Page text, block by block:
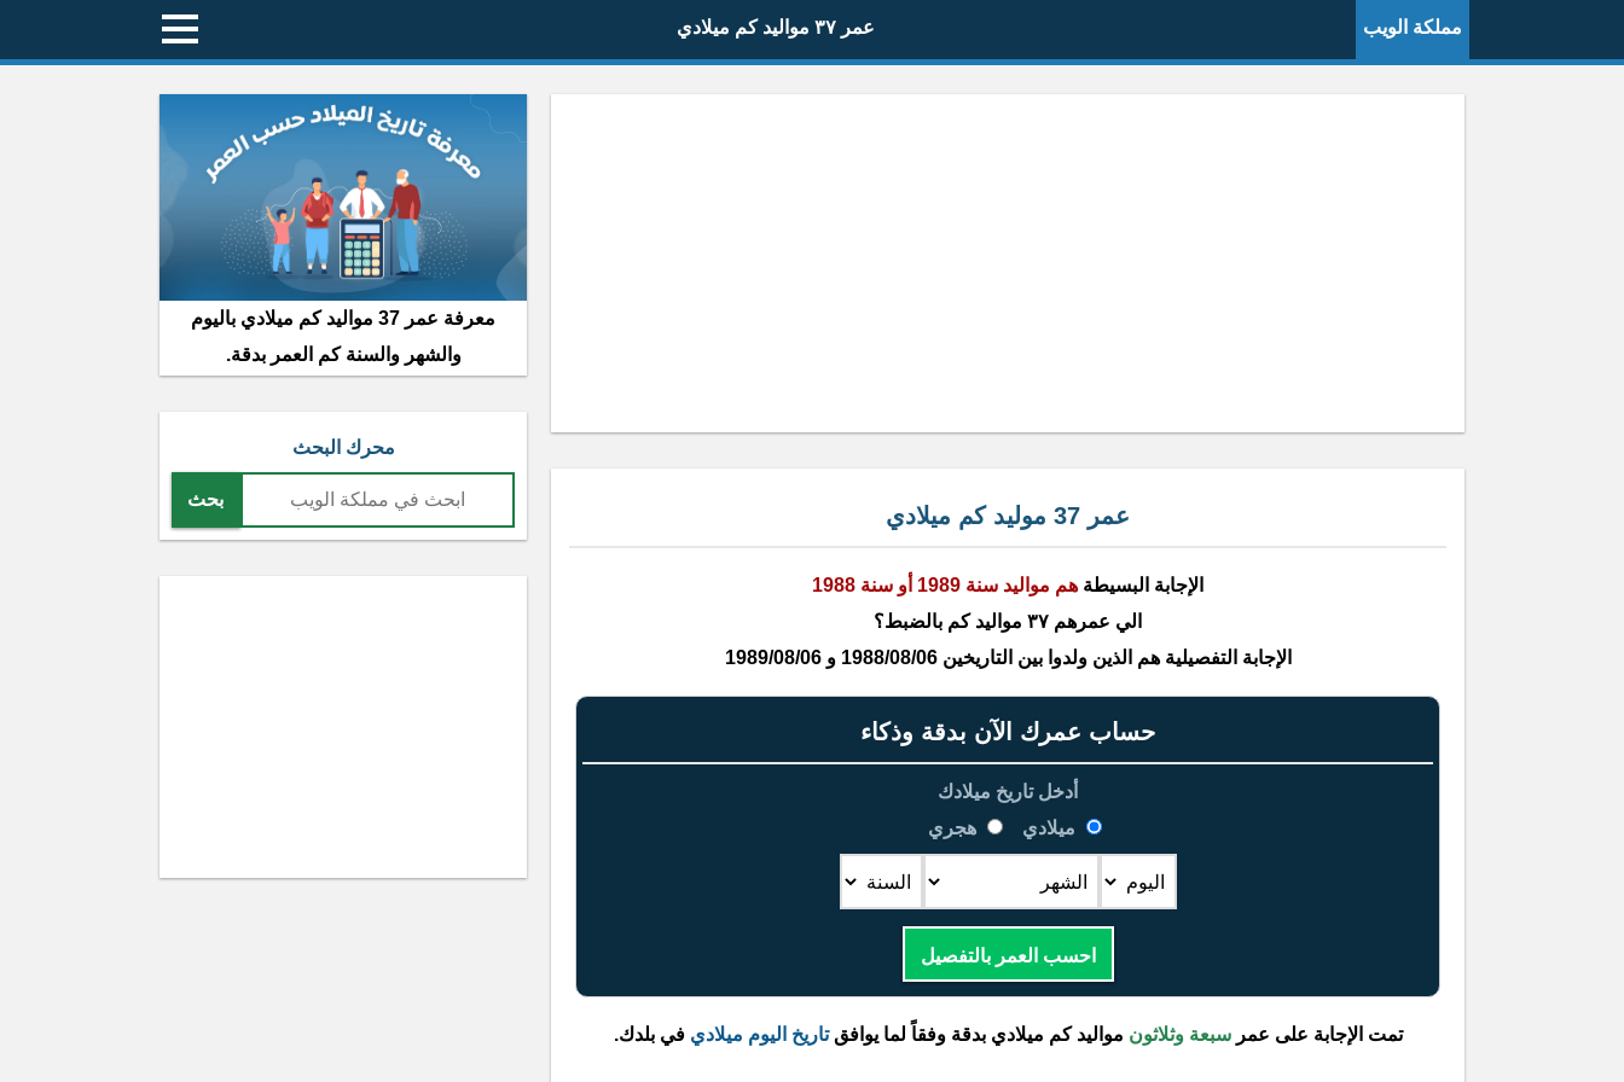
مملكة الويب عمر ٣٧ مواليد كم ميلادي
عمر 37 موليد كم ميلادي
الإجابة البسيطة هم مواليد سنة 1989 أو سنة 1988
الي عمرهم ٣٧ مواليد كم بالضبط؟
الإجابة التفصيلية هم الذين ولدوا بين التاريخين 1988/08/06 و 1989/08/06
حساب عمرك الآن بدقة وذكاء
أدخل تاريخ ميلادك
ميلادي
هجري
احسب العمر بالتفصيل
تمت الإجابة على عمرسبعة وثلاثون مواليد كم ميلادي بدقة وفقاً لما يوافقتاريخ اليوم ميلادي في بلدك.
معرفة عمر 37 مواليد كم ميلادي باليوم
والشهر والسنة كم العمر بدقة.
محرك البحث
بحث